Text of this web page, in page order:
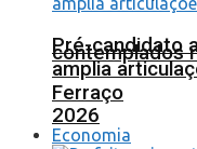
contemplados
2026
Pré-candidato
amplia
Ferraço
Economia